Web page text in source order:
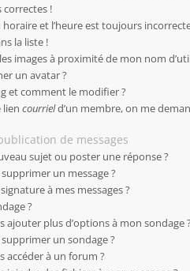
correctes !
horaire et l’heure est toujours
la liste !
images à proximité de mon nom
un avatar ?
et comment le modifier ?
lien courrield’un membre, on me
de messages
sujet ou poster une réponse ?
un message ?
à mes messages ?
?
ajouter plus d’options à mon sondage ?
un sondage ?
accéder à un forum ?